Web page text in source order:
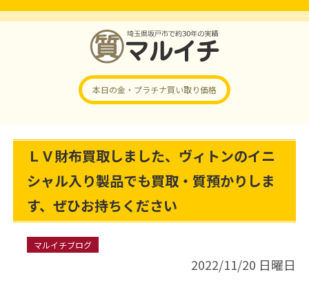
本日の金・プラチナ買い取り価格
ＬＶ財布買取しました、ヴィトンのイニ
シャル入り製品でも買取・質預かりしま
す、ぜひお持ちください
マルイチブログ
2022/11/20 日曜日